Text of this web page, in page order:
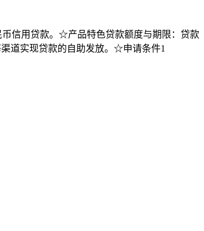
信用贷款。☆产品特色贷款额度与期限：贷款
道实现贷款的自助发放。☆申请条件1